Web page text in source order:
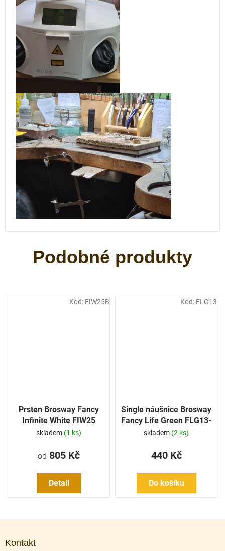
Prsten Brosway Fancy
Infinite White FIW25
skladem (1 ks)
od 805 Kč
Detail
Kód: FIW25B
Single náušnice Brosway
Fancy Life Green FLG13-
1 Ks
skladem (2 ks)
440 Kč
Do košíku
Kód: FLG13
Kontakt